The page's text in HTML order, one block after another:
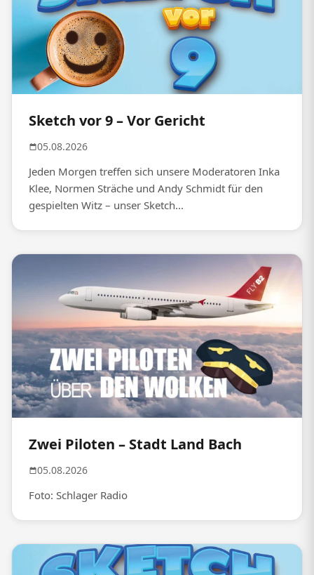
Sketch vor 9 – Vor Gericht
05.08.2026
Jeden Morgen treffen sich unsere Moderatoren Inka
Klee, Normen Sträche und Andy Schmidt für den
gespielten Witz – unser Sketch...
Zwei Piloten – Stadt Land Bach
05.08.2026
Foto: Schlager Radio